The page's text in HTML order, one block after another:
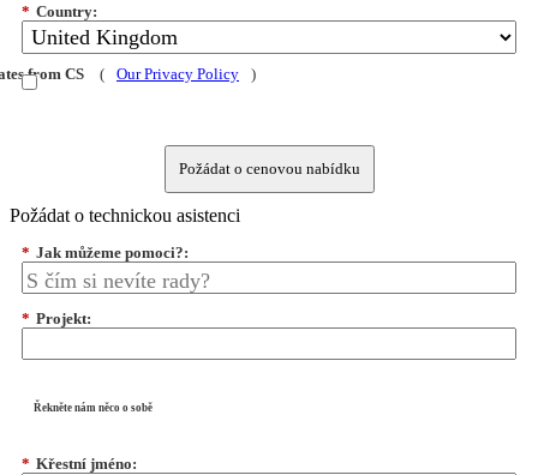
* Country:
from CS ( Our Privacy Policy )
Požádat o cenovou nabídku
Požádat o technickou asistenci
* Jak můžeme pomoci?:
* Projekt:
Řekněte nám něco o sobě
* Křestní jméno: